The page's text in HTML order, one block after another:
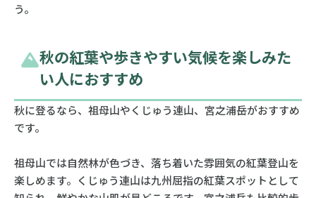
う。
秋の紅葉や歩きやすい気候を楽しみた
い人におすすめ
秋に登るなら、祖母山やくじゅう連山、宮之浦岳がおすすめ
です。
祖母山では自然林が色づき、落ち着いた雰囲気の紅葉登山を
楽しめます。くじゅう連山は九州屈指の紅葉スポットとして